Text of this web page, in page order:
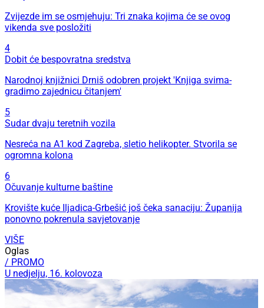
Zvijezde im se osmjehuju: Tri znaka kojima će se ovog
vikenda sve posložiti
4
Dobit će bespovratna sredstva
Narodnoj knjižnici Drniš odobren projekt 'Knjiga svima-
gradimo zajednicu čitanjem'
5
Sudar dvaju teretnih vozila
Nesreća na A1 kod Zagreba, sletio helikopter. Stvorila se
ogromna kolona
6
Očuvanje kulturne baštine
Krovište kuće Iljadica-Grbešić još čeka sanaciju: Županija
ponovno pokrenula savjetovanje
VIŠE
Oglas
/ PROMO
U nedjelju, 16. kolovoza